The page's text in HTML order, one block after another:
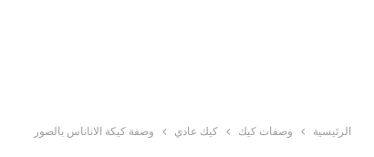
الرئيسية وصفات كيك كيك عادي وصفة كيكة الاناناس بالصور